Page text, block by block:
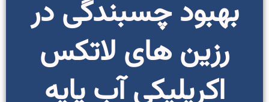
بهبود چسبندگی در
رزین های لاتکس
اکریلیکی آب پایه